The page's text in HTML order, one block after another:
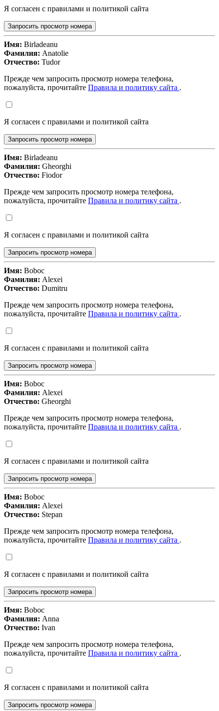
Я согласен с правилами и политикой сайта
Запросить просмотр номера
Имя: Birladeanu
Фамилия: Anatolie
Отчество: Tudor
Прежде чем запросить просмотр номера телефона,
пожалуйста, прочитайте Правила и политику сайта .
Я согласен с правилами и политикой сайта
Запросить просмотр номера
Имя: Birladeanu
Фамилия: Gheorghi
Отчество: Fiodor
Прежде чем запросить просмотр номера телефона,
пожалуйста, прочитайте Правила и политику сайта .
Я согласен с правилами и политикой сайта
Запросить просмотр номера
Имя: Boboc
Фамилия: Alexei
Отчество: Dumitru
Прежде чем запросить просмотр номера телефона,
пожалуйста, прочитайте Правила и политику сайта .
Я согласен с правилами и политикой сайта
Запросить просмотр номера
Имя: Boboc
Фамилия: Alexei
Отчество: Gheorghi
Прежде чем запросить просмотр номера телефона,
пожалуйста, прочитайте Правила и политику сайта .
Я согласен с правилами и политикой сайта
Запросить просмотр номера
Имя: Boboc
Фамилия: Alexei
Отчество: Stepan
Прежде чем запросить просмотр номера телефона,
пожалуйста, прочитайте Правила и политику сайта .
Я согласен с правилами и политикой сайта
Запросить просмотр номера
Имя: Boboc
Фамилия: Anna
Отчество: Ivan
Прежде чем запросить просмотр номера телефона,
пожалуйста, прочитайте Правила и политику сайта .
Я согласен с правилами и политикой сайта
Запросить просмотр номера